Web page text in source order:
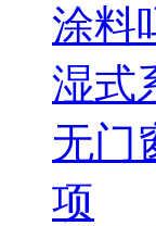
涂料
湿式
无门
项